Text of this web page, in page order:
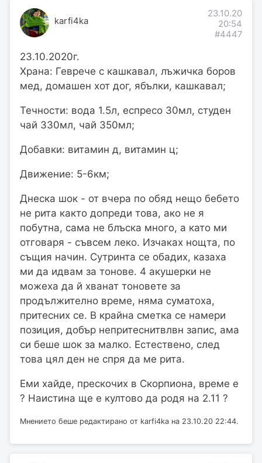
karfi4ka
23.10.20
20:54
#4447
23.10.2020г.
Храна: Геврече с кашкавал, лъжичка боров
мед, домашен хот дог, ябълки, кашкавал;
Течности: вода 1.5л, еспресо 30мл, студен
чай 330мл, чай 350мл;
Добавки: витамин д, витамин ц;
Движение: 5-6км;
Днеска шок - от вчера по обяд нещо бебето
не рита както допреди това, ако не я
побутна, сама не блъска много, а като ми
отговаря - съвсем леко. Изчаках нощта, по
същия начин. Сутринта се обадих, казаха
ми да идвам за тонове. 4 акушерки не
можеха да й хванат тоновете за
продължително време, няма суматоха,
притесних се. В крайна сметка се намери
позиция, добър непритеснитвлвн запис, ама
си беше шок за малко. Естествено, след
това цял ден не спря да ме рита.
Еми хайде, прескочих в Скорпиона, време е
? Наистина ще е култово да родя на 2.11 ?
Мнението беше редактирано от karfi4ka на 23.10.20 22:44.